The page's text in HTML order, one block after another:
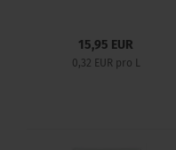
15,95 EUR
0,32 EUR pro L